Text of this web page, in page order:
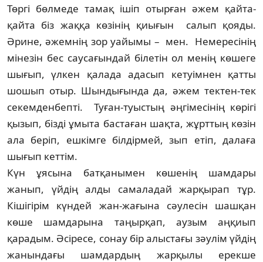
Төргі бөлмеде тамақ ішіп отырған әжем қайта-
қайта біз жаққа көзінің қиығын салып қояды.
Әрине, әжемнің зор уайымы – мен. Немересінің
мінезін бес саусағындай білетін ол менің көшеге
шығып, үлкен қалада адасып кетуімнен қатты
шошып отыр. Шындығында да, әжем тектен-тек
секемден­бепті. Туған-туыстың әңгімесінің көрігі
қызып, бізді ұмыта бастаған шақта, жұрттың көзін
ала беріп, ешкімге білдірмей, зып етіп, далаға
шығып кеттім.
Күн ұясына батқанымен көшенің шам­дары
жанып, үйдің алды самаладай жарқы­рап тұр.
Кішігірім күндей жан-жағына сәу­лесін шашқан
көше шамдарына таңыр­қап, аузым аңқиып
қарадым. Әсіресе, сонау бір алыстағы зәулім үйдің
жанындағы шамдар­дың жарқылы ерекше